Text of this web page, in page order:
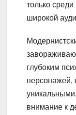
только
широкой
глубоким
персонажей,
внимание к